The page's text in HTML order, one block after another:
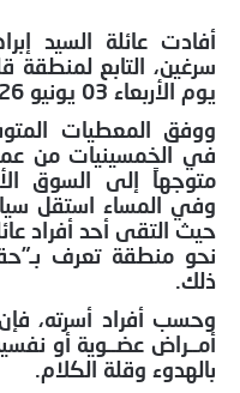
أفادت عائلة السيد
سرغين، التابع لمنطقة
يوم الأربعاء 03 يونيو 2026.
ووفق المعطيات
في الخمسينيات من
متوجهاً إلى السوق
وفي المساء استقل
حيث التقى أحد أفراد
نحو منطقة تعرف
ذلك.
وحسب أفراد أسرته،
أمــراض عضــوية أو
بالهدوء وقلة الكلام.